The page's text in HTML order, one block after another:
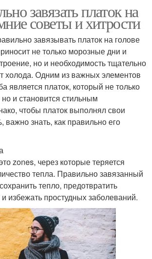
завязать платок на
советы и хитрости
завязывать платок на голове
не только морозные дни и
но и необходимость тщательно
холода. Одним из важных элементов
является платок, который не только
и становится стильным
чтобы платок выполнял свои
важно знать, как правильно его
zones, через которые теряется
тепла. Правильно завязанный
тепло, предотвратить
избежать простудных заболеваний.